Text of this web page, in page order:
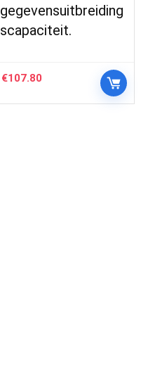
gegevensuitbreiding
scapaciteit.
€107.80